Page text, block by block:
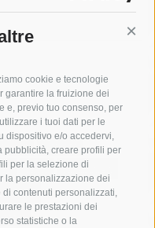
cookie e tecnologie
garantire la fruizione dei
e, previo tuo consenso, per
i tuoi dati per le
dispositivo e/o accedervi,
pubblicità, creare profili per
per la selezione di
la personalizzazione dei
contenuti personalizzati,
le prestazioni dei
statistiche o la
arresto
capri
carabinieri